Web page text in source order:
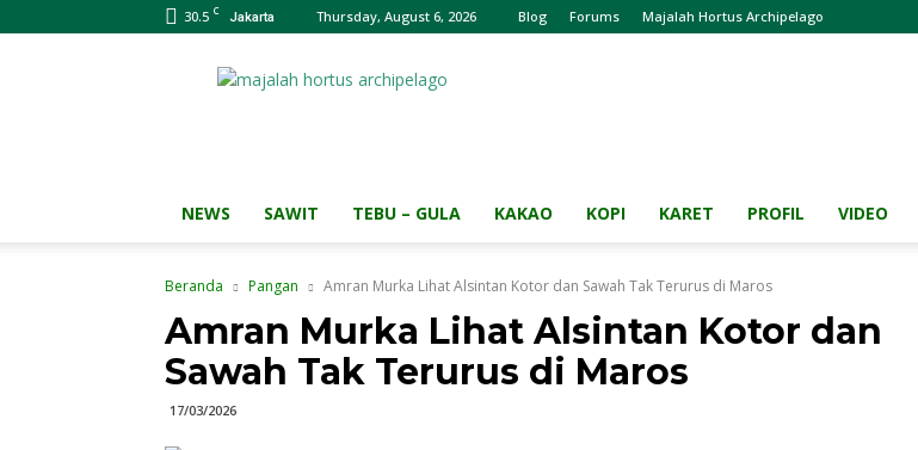
30.5 C Jakarta Thursday, August 6, 2026 Blog Forums Majalah Hortus Archipelago
Majalah
NEWS SAWIT TEBU – GULA KAKAO KOPI KARET PROFIL VIDEO
Beranda Pangan Amran Murka Lihat Alsintan Kotor dan Sawah Tak Terurus di Maros
Amran Murka Lihat Alsintan Kotor dan
Sawah Tak Terurus di Maros
17/03/2026